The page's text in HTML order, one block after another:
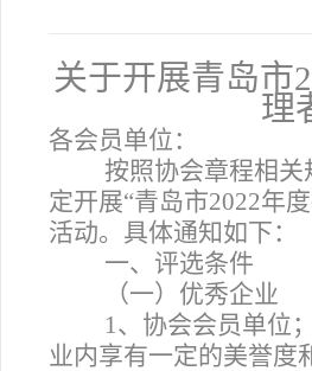
关于开展青岛市
理
各会员单位：
按照协会章程相
定开展“青岛市2022年
活动。具体通知如下：
一、评选条
（一）优秀企业
1、协会会员单位
业内享有一定的美誉度